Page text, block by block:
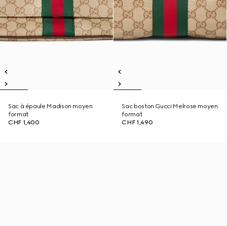
Sac à épaule Madison moyen
format
CHF 1,400
Sac boston Gucci Melrose moyen
format
CHF 1,490